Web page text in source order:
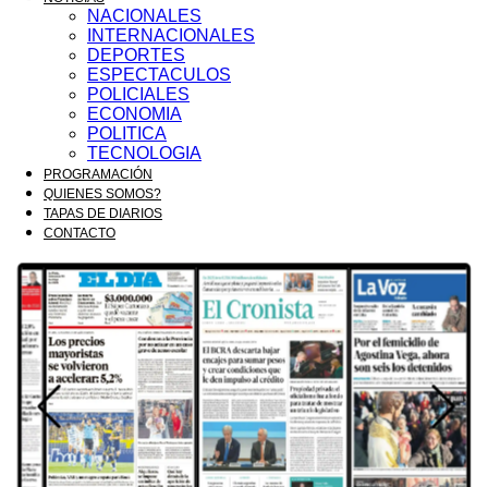
MHZ
NACIONALES
INTERNACIONALES
DEPORTES
ESPECTACULOS
POLICIALES
ECONOMIA
POLITICA
TECNOLOGIA
PROGRAMACIÓN
QUIENES SOMOS?
TAPAS DE DIARIOS
CONTACTO